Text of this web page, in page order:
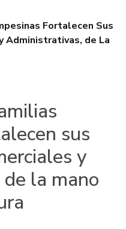
Fortalecen Sus
Administrativas, de La
sus
y
la mano